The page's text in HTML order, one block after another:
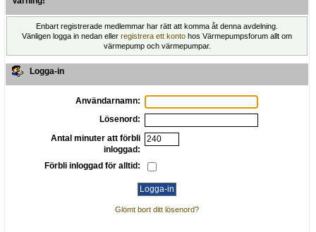
Enbart registrerade medlemmar har rätt att komma åt denna avdelning.
Vänligen logga in nedan eller registrera ett konto hos Värmepumpsforum allt om
värmepump och värmepumpar.
Logga-in
Användarnamn:
Lösenord:
Antal minuter att förbli
inloggad:
Förbli inloggad för alltid:
Glömt bort ditt lösenord?